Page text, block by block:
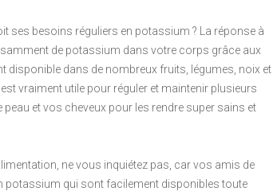
besoins réguliers en potassium ? La réponse à
de potassium dans votre corps grâce aux
disponible dans de nombreux fruits, légumes, noix et
vraiment utile pour réguler et maintenir plusieurs
et vos cheveux pour les rendre super sains et
ne vous inquiétez pas, car vos amis de
potassium qui sont facilement disponibles toute